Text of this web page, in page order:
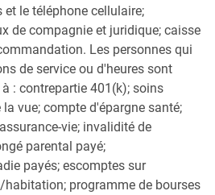
le téléphone cellulaire;
de compagnie et juridique; caisse
Les personnes qui
de service ou d'heures sont
: contrepartie 401(k); soins
vue; compte d'épargne santé;
vie; invalidité de
parental payé;
payés; escomptes sur
programme de bourses